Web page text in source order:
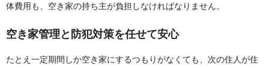
体費用も、空き家の持ち主が負担しなければなりません。
空き家管理と防犯対策を任せて安心
たとえ一定期間しか空き家にするつもりがなくても、次の住人が住